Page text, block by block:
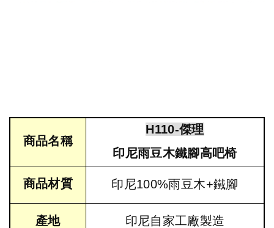
商品名稱
H110-傑理
印尼雨豆木鐵腳高吧椅
商品材質 印尼100%雨豆木+鐵腳
產地 印尼自家工廠製造